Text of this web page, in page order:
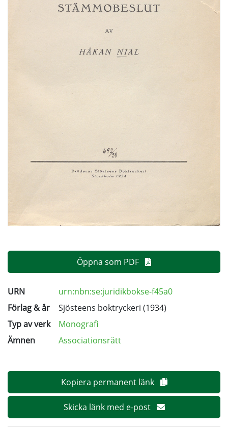
Öppna som PDF
URN
urn:nbn:se:juridikbokse-f45a0
Förlag & år
Sjösteens boktryckeri (1934)
Typ av verk
Monografi
Ämnen
Associationsrätt
Kopiera permanent länk
Skicka länk med e-post